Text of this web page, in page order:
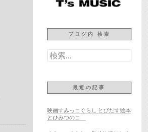
ブログ内 検索
検
索:
最近の記事
映画すみっコぐらし とびだす絵本
とひみつのコ